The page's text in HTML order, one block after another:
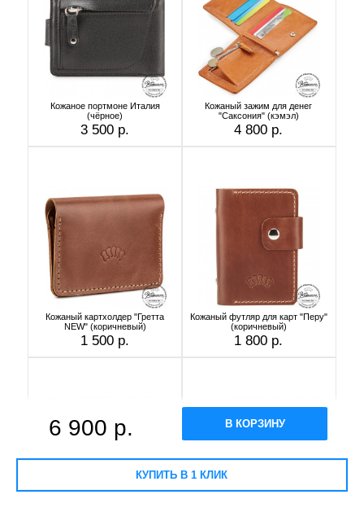
6 900 р. В КОРЗИНУ
КУПИТЬ В 1 КЛИК
Кожаное портмоне Италия
(чёрное)
3 500 р.
Кожаный зажим для денег
"Саксония" (кэмэл)
4 800 р.
Кожаный картхолдер "Гретта
NEW" (коричневый)
1 500 р.
Кожаный футляр для карт "Перу"
(коричневый)
1 800 р.